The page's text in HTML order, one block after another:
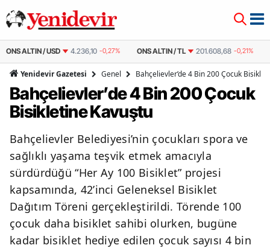
ONS ALTIN / USD 4.236,10 -0,27% ONS ALTIN / TL 201.608,68 -0,21%
Yenidevir Gazetesi Genel Bahçelievler’de 4 Bin 200 Çocuk
Bahçelievler’de 4 Bin 200 Çocuk
Bisikletine Kavuştu
Bahçelievler Belediyesi’nin çocukları spora ve
sağlıklı yaşama teşvik etmek amacıyla
sürdürdüğü “Her Ay 100 Bisiklet” projesi
kapsamında, 42’inci Geleneksel Bisiklet
Dağıtım Töreni gerçekleştirildi. Törende 100
çocuk daha bisiklet sahibi olurken, bugüne
kadar bisiklet hediye edilen çocuk sayısı 4 bin